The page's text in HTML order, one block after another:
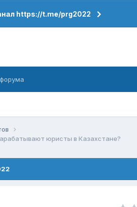
https://t.me/prg2022
юристы в Казахстане?